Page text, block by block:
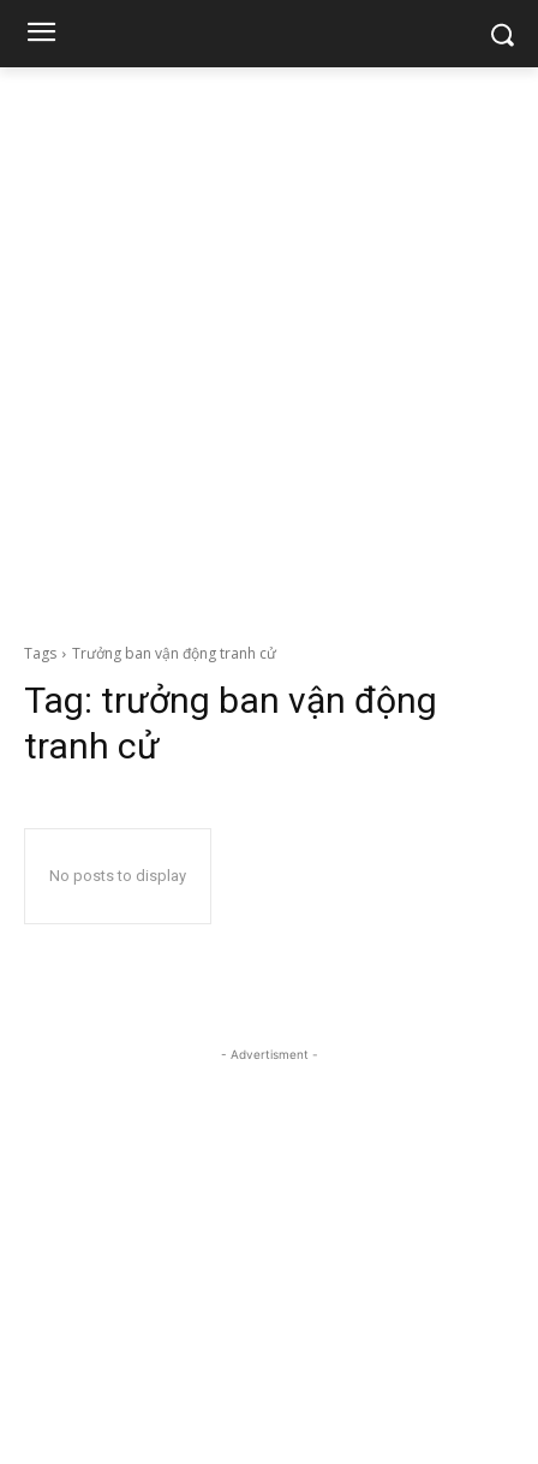
Tags Trưởng ban vận động tranh cử
Tag: trưởng ban vận động
tranh cử
No posts to display
- Advertisment -